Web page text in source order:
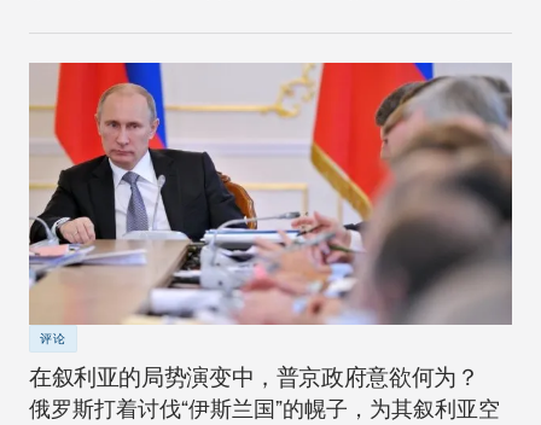
评论
在叙利亚的局势演变中，普京政府意欲何为？
俄罗斯打着讨伐“伊斯兰国”的幌子，为其叙利亚空